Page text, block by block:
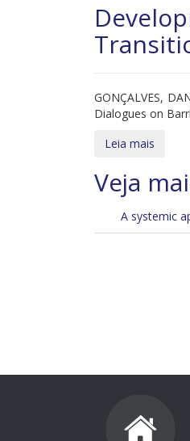
GONÇALVES,
Dialogues on
Leia mais
A systemic